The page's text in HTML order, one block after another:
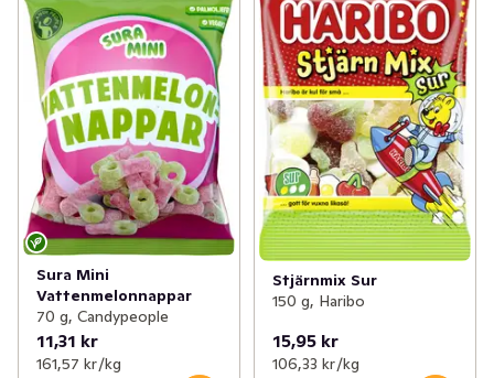
Sura Mini
Vattenmelonnappar
70 g, Candypeople
11,31 kr
161,57 kr /kg
Stjärnmix Sur
150 g, Haribo
15,95 kr
106,33 kr /kg